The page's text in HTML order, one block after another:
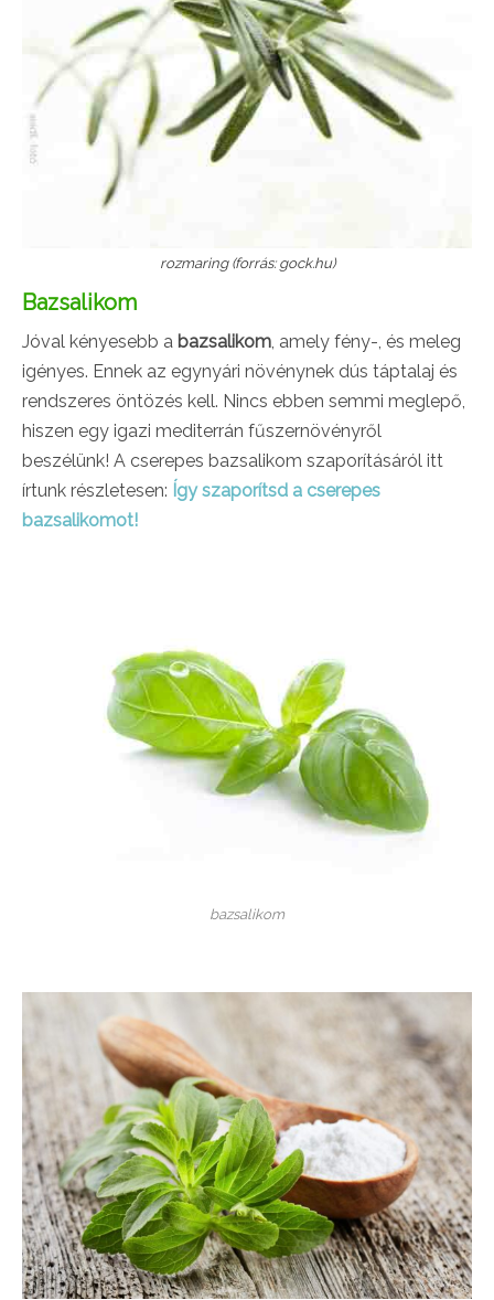
rozmaring (forrás: gock.hu)
Bazsalikom
Jóval kényesebb a bazsalikom , amely fény-, és meleg
igényes. Ennek az egynyári növénynek dús táptalaj és
rendszeres öntözés kell. Nincs ebben semmi meglepő,
hiszen egy igazi mediterrán fűszernövényről
beszélünk! A cserepes bazsalikom szaporításáról itt
írtunk részletesen: Így szaporítsd a cserepes
bazsalikomot!
bazsalikom